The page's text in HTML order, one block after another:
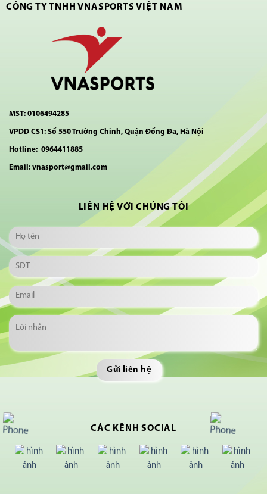
CÔNG TY TNHH VNASPORTS VIỆT NAM
MST: 0106494285
VPDD CS1: Số 550 Trường Chinh, Quận Đống Đa, Hà Nội
Hotline: 0964411885
Email: vnasport@gmail.com
LIÊN HỆ VỚI CHÚNG TÔI
CÁC KÊNH SOCIAL